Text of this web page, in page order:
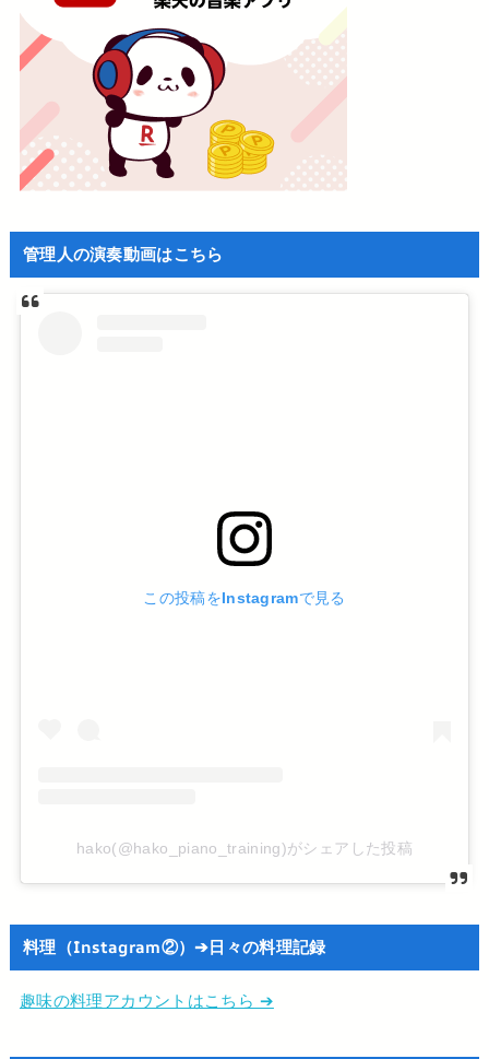
管理人の演奏動画はこちら
この投稿をInstagramで見る
hako(@hako_piano_training)がシェアした投稿
料理（Instagram②）➔日々の料理記録
趣味の料理アカウントはこちら ➔